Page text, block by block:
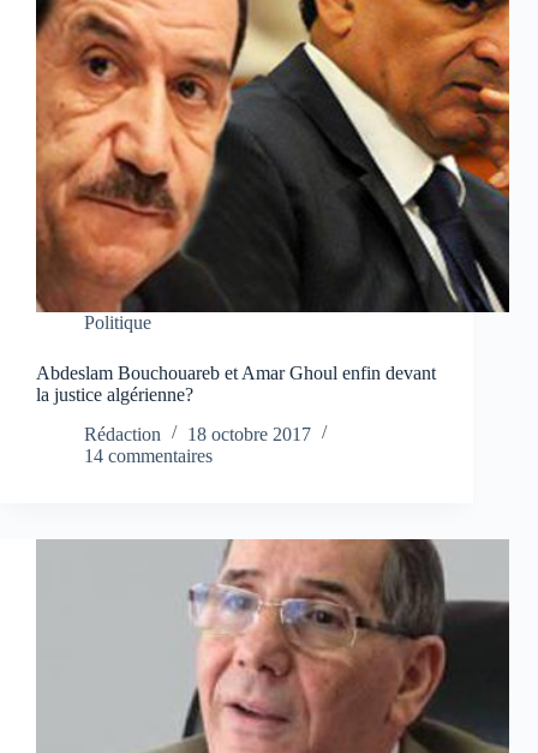
Politique
Abdeslam Bouchouareb et Amar Ghoul enfin devant
la justice algérienne?
Rédaction
18 octobre 2017
14 commentaires